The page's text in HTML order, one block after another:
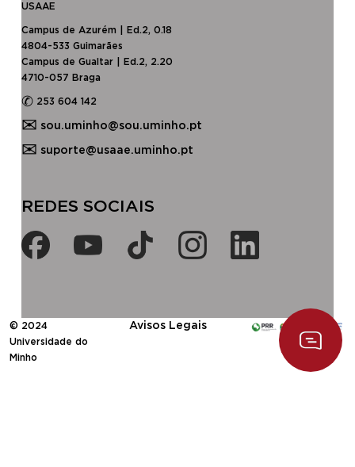
USAAE
Campus de Azurém | Ed.2, 0.18
4804-533 Guimarães
Campus de Gualtar | Ed.2, 2.20
4710-057 Braga
✆253 604 142
✉ sou.uminho@sou.uminho.pt
✉ suporte@usaae.uminho.pt
​​REDES SOCIAIS​
© 2024
Universidade do
Minho
​Avisos Legais